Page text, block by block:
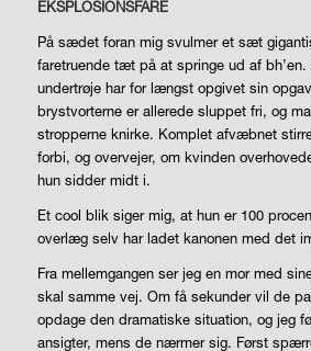
EKSPLOSIONSFARE
På sædet foran mig svulmer et sæt
faretruende tæt på at springe ud af
undertrøje har for længst opgivet sin
brystvorterne er allerede sluppet fri, og
stropperne knirke. Komplet afvæbnet
forbi, og overvejer, om kvinden
hun sidder midt i.
Et cool blik siger mig, at hun er 100
overlæg selv har ladet kanonen med det
Fra mellemgangen ser jeg en mor med
skal samme vej. Om få sekunder vil de
opdage den dramatiske situation, og jeg
ansigter, mens de nærmer sig. Først